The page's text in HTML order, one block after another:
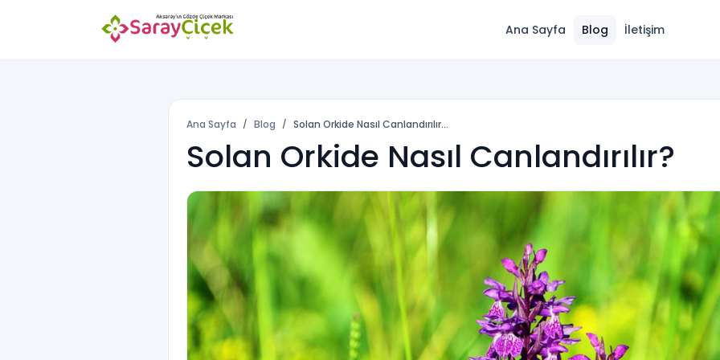
Ana Sayfa Blog İletişim
Ana Sayfa Blog Solan Orkide Nasıl Canlandırılır...
Solan Orkide Nasıl Canlandırılır?